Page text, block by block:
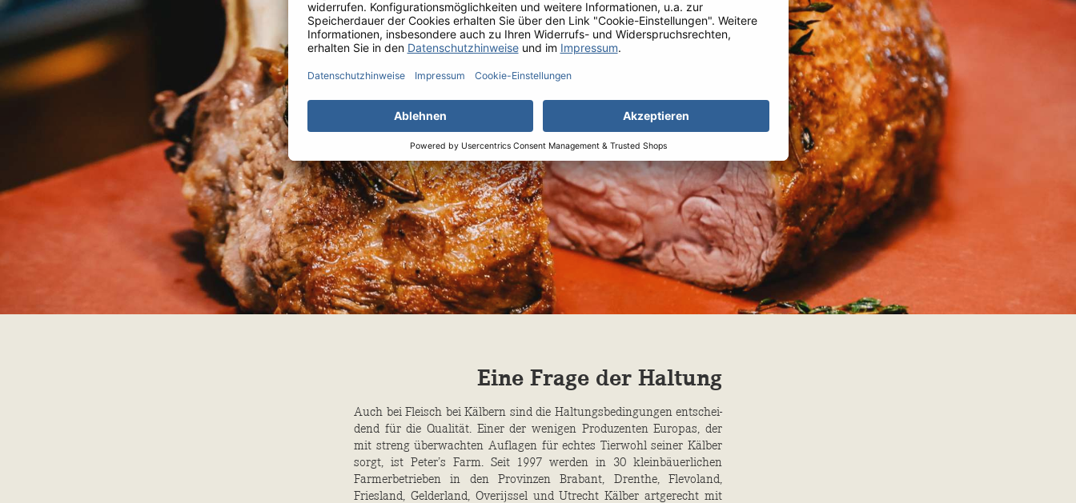
Eine Frage der Haltung
Auch bei Fleisch bei Kälbern sind die Haltungsbedingungen entschei­
dend für die Qualität. Einer der wenigen Produzenten Europas, der
mit streng überwachten Auflagen für echtes Tierwohl seiner Kälber
sorgt, ist Peter’s Farm. Seit 1997 werden in 30 kleinbäuerlichen
Farmerbetrieben in den Provinzen Brabant, Drenthe, Flevoland,
Friesland, Gelderland, Overijssel und Utrecht Kälber artgerecht mit